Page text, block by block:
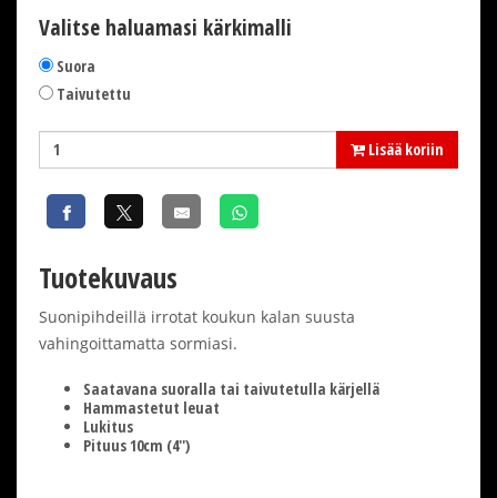
Valitse haluamasi kärkimalli
Suora
Taivutettu
Lisää koriin
Tuotekuvaus
Suonipihdeillä irrotat koukun kalan suusta
vahingoittamatta sormiasi.
Saatavana suoralla tai taivutetulla kärjellä
Hammastetut leuat
Lukitus
Pituus 10cm (4'')